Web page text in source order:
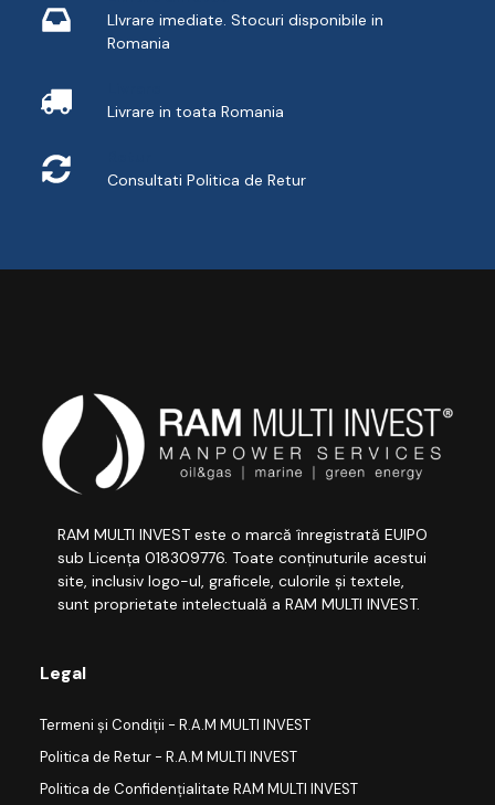
LIvrare imediate. Stocuri disponibile in
Romania
Livrare in toata Romania
Consultati Politica de Retur
RAM MULTI INVEST este o marcă înregistrată EUIPO
sub Licența 018309776. Toate conținuturile acestui
site, inclusiv logo-ul, graficele, culorile și textele,
sunt proprietate intelectuală a RAM MULTI INVEST.
Legal
Termeni și Condiții - R.A.M MULTI INVEST
Politica de Retur - R.A.M MULTI INVEST
Politica de Confidențialitate RAM MULTI INVEST